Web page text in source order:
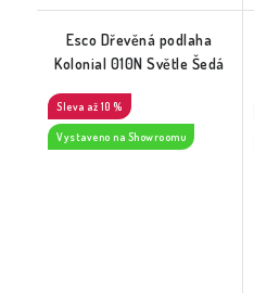
Esco Dřevěná podlaha
Kolonial 010N Světle Šedá
až 10 %
Vystaveno na Showroomu